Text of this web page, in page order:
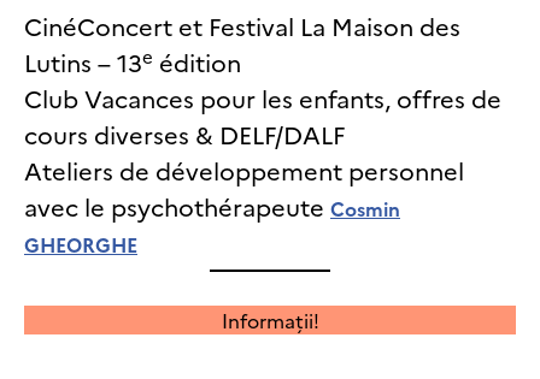
CinéConcert et Festival La Maison des
Lutins – 13e édition
Club Vacances pour les enfants, offres de
cours diverses & DELF/DALF
Ateliers de développement personnel
avec le psychothérapeute Cosmin
GHEORGHE
Informații!